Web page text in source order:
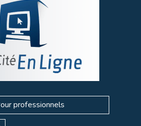
professionnels